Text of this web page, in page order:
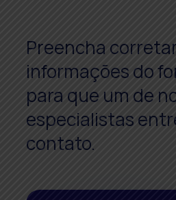
Preencha
informações do
para que um de
especialistas
contato.